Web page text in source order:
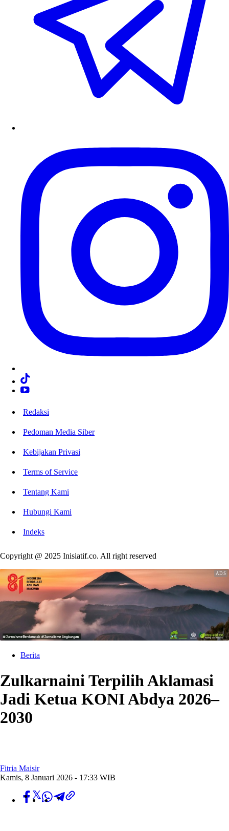
Redaksi
Pedoman Media Siber
Kebijakan Privasi
Terms of Service
Tentang Kami
Hubungi Kami
Indeks
Copyright @ 2025 Inisiatif.co. All right reserved
Berita
Zulkarnaini Terpilih Aklamasi
Jadi Ketua KONI Abdya 2026–
2030
Fitria Maisir
Kamis, 8 Januari 2026 - 17:33 WIB